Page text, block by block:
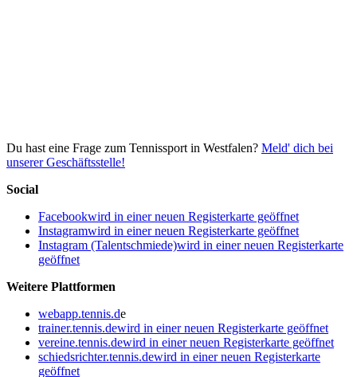
Du hast eine Frage zum Tennissport in Westfalen? Meld' dich bei
unserer Geschäftsstelle!
Social
Facebookwird in einer neuen Registerkarte geöffnet
Instagramwird in einer neuen Registerkarte geöffnet
Instagram (Talentschmiede)wird in einer neuen Registerkarte
geöffnet
Weitere Plattformen
webapp.tennis.de
trainer.tennis.dewird in einer neuen Registerkarte geöffnet
vereine.tennis.dewird in einer neuen Registerkarte geöffnet
schiedsrichter.tennis.dewird in einer neuen Registerkarte
geöffnet